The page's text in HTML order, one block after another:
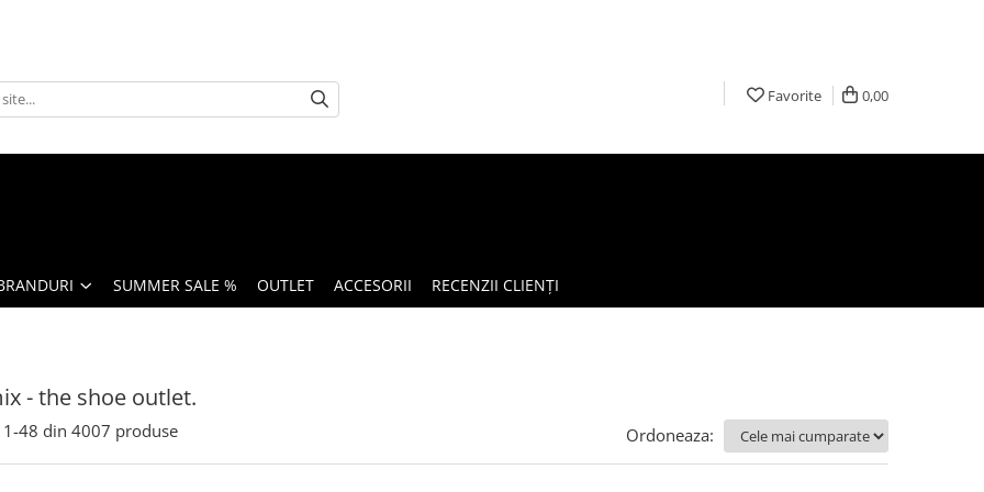
Favorite 0,00
SUMMER SALE % OUTLET ACCESORII RECENZII CLIENȚI
- the shoe outlet.
1-48 din 4007 produse Ordoneaza: